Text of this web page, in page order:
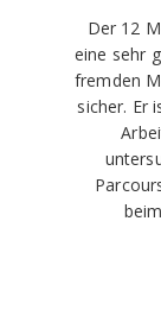
Der 12
eine sehr
fremden
sicher. Er